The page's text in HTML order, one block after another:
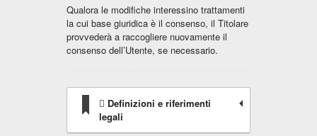
Qualora le modifiche interessino trattamenti
la cui base giuridica è il consenso, il Titolare
provvederà a raccogliere nuovamente il
consenso dell’Utente, se necessario.
Definizioni e riferimenti
legali